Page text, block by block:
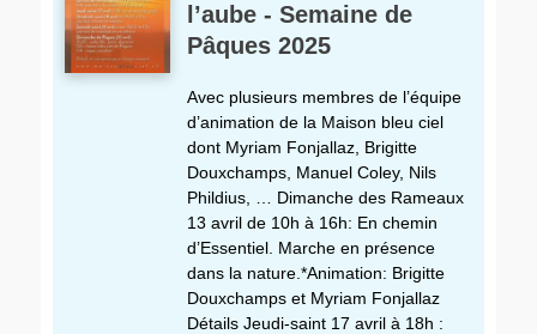
l’aube - Semaine de
Pâques 2025
Avec plusieurs membres de l’équipe
d’animation de la Maison bleu ciel
dont Myriam Fonjallaz, Brigitte
Douxchamps, Manuel Coley, Nils
Phildius, … Dimanche des Rameaux
13 avril de 10h à 16h: En chemin
d’Essentiel. Marche en présence
dans la nature.*Animation: Brigitte
Douxchamps et Myriam Fonjallaz
Détails Jeudi-saint 17 avril à 18h :